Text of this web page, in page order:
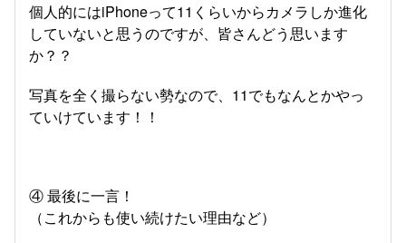
個人的にはiPhoneって11くらいからカメラしか進化
していないと思うのですが、皆さんどう思います
か？？
写真を全く撮らない勢なので、11でもなんとかやっ
ていけています！！
④ 最後に一言！
（これからも使い続けたい理由など）